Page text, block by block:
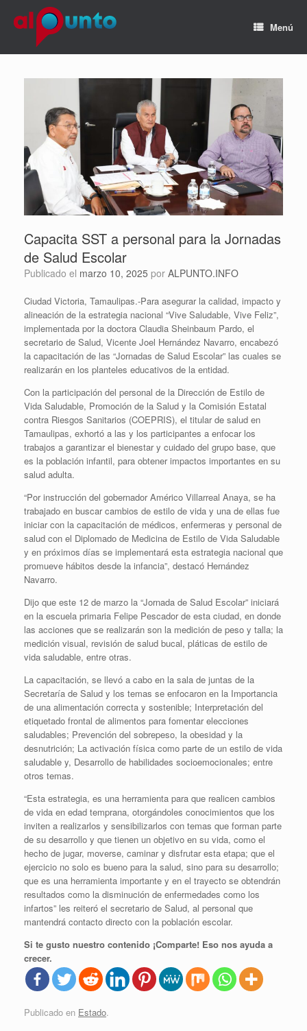
Menú
Capacita SST a personal para la Jornadas
de Salud Escolar
Publicado el marzo 10, 2025 por ALPUNTO.INFO
Ciudad Victoria, Tamaulipas.-Para asegurar la calidad, impacto y
alineación de la estrategia nacional “Vive Saludable, Vive Feliz”,
implementada por la doctora Claudia Sheinbaum Pardo, el
secretario de Salud, Vicente Joel Hernández Navarro, encabezó
la capacitación de las “Jornadas de Salud Escolar” las cuales se
realizarán en los planteles educativos de la entidad.
Con la participación del personal de la Dirección de Estilo de
Vida Saludable, Promoción de la Salud y la Comisión Estatal
contra Riesgos Sanitarios (COEPRIS), el titular de salud en
Tamaulipas, exhortó a las y los participantes a enfocar los
trabajos a garantizar el bienestar y cuidado del grupo base, que
es la población infantil, para obtener impactos importantes en su
salud adulta.
“Por instrucción del gobernador Américo Villarreal Anaya, se ha
trabajado en buscar cambios de estilo de vida y una de ellas fue
iniciar con la capacitación de médicos, enfermeras y personal de
salud con el Diplomado de Medicina de Estilo de Vida Saludable
y en próximos días se implementará esta estrategia nacional que
promueve hábitos desde la infancia”, destacó Hernández
Navarro.
Dijo que este 12 de marzo la “Jornada de Salud Escolar” iniciará
en la escuela primaria Felipe Pescador de esta ciudad, en donde
las acciones que se realizarán son la medición de peso y talla; la
medición visual, revisión de salud bucal, pláticas de estilo de
vida saludable, entre otras.
La capacitación, se llevó a cabo en la sala de juntas de la
Secretaría de Salud y los temas se enfocaron en la Importancia
de una alimentación correcta y sostenible; Interpretación del
etiquetado frontal de alimentos para fomentar elecciones
saludables; Prevención del sobrepeso, la obesidad y la
desnutrición; La activación física como parte de un estilo de vida
saludable y, Desarrollo de habilidades socioemocionales; entre
otros temas.
“Esta estrategia, es una herramienta para que realicen cambios
de vida en edad temprana, otorgándoles conocimientos que los
inviten a realizarlos y sensibilizarlos con temas que forman parte
de su desarrollo y que tienen un objetivo en su vida, como el
hecho de jugar, moverse, caminar y disfrutar esta etapa; que el
ejercicio no solo es bueno para la salud, sino para su desarrollo;
que es una herramienta importante y en el trayecto se obtendrán
resultados como la disminución de enfermedades como los
infartos” les reiteró el secretario de Salud, al personal que
mantendrá contacto directo con la población escolar.
Si te gusto nuestro contenido ¡Comparte! Eso nos ayuda a
crecer.
Publicado en Estado.